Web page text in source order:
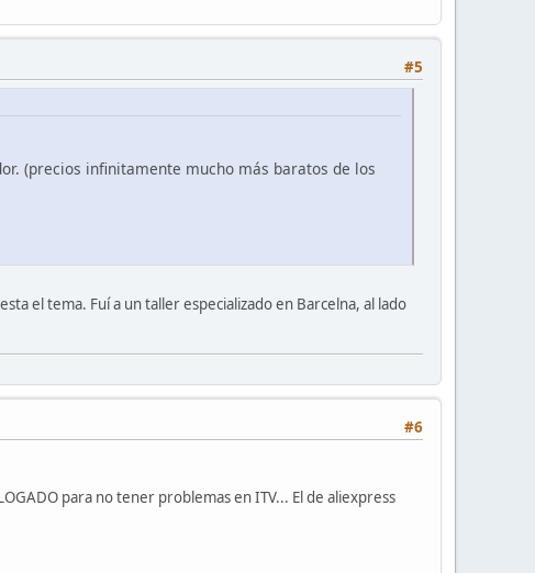
#5
(precios infinitamente mucho más baratos de los
el tema. Fuí a un taller especializado en Barcelna, al lado
#6
para no tener problemas en ITV... El de aliexpress